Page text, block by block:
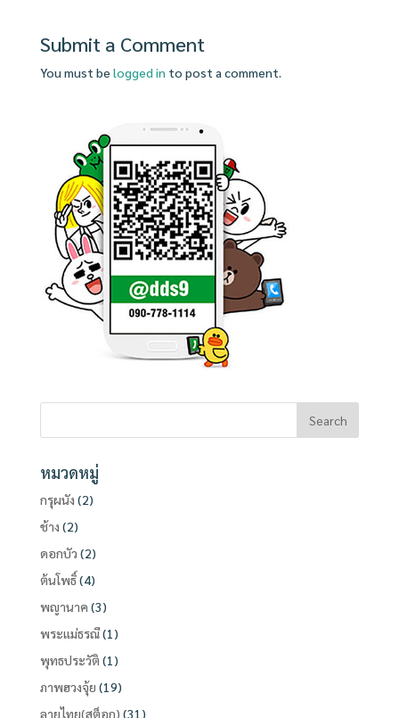
Submit a Comment
You must be logged in to post a comment.
หมวดหมู่
กรุผนัง (2)
ช้าง (2)
ดอกบัว (2)
ต้นโพธิ์(4)
พญานาค (3)
พระแม่ธรณี(1)
พุทธประวัติ (1)
ภาพฮวงจุ้ย (19)
ลายไทย(สต็อก) (31)